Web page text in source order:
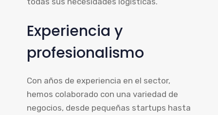
Experiencia y
profesionalismo
Con años de experiencia en el sector,
hemos colaborado con una variedad de
negocios, desde pequeñas startups hasta